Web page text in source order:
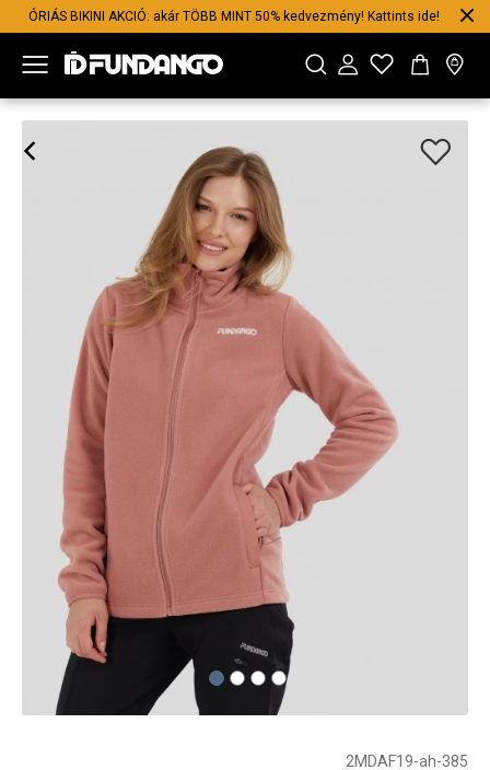
ÓRIÁS BIKINI AKCIÓ: akár TÖBB MINT 50% kedvezmény! Kattints ide!
2MDAF19-ah-385